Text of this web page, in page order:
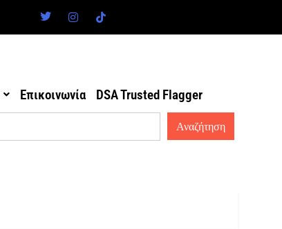
Επικοινωνία DSA Trusted Flagger